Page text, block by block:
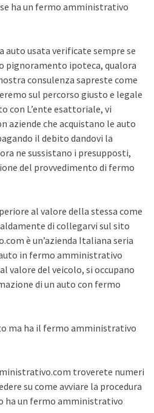
ha un fermo amministrativo
auto usata verificate sempre se
pignoramento ipoteca, qualora
consulenza sapreste come
sul percorso giusto e legale
con L’ente esattoriale, vi
che acquistano le auto
il debito dandovi la
ne sussistano i presupposti,
del provvedimento di fermo
al valore della stessa come
di collegarvi sul sito
è un’azienda Italiana seria
in fermo amministrativo
valore del veicolo, si occupano
di un auto con fermo
ma ha il fermo amministrativo
troverete numeri
su come avviare la procedura
ha un fermo amministrativo